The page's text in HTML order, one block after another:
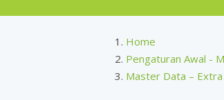
Home
Pengaturan Awal -
Master Data – Extra